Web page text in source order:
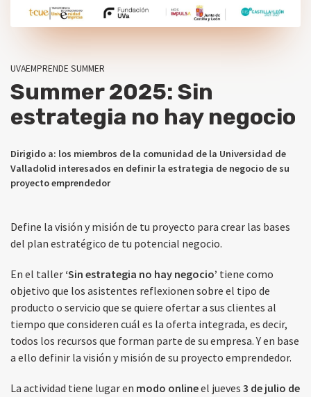
UVAEMPRENDE SUMMER
Summer 2025: Sin
estrategia no hay negocio
Dirigido a: los miembros de la comunidad de la Universidad de
Valladolid interesados en definir la estrategia de negocio de su
proyecto emprendedor
Define la visión y misión de tu proyecto para crear las bases
del plan estratégico de tu potencial negocio.
En el taller ‘Sin estrategia no hay negocio’ tiene como
objetivo que los asistentes reflexionen sobre el tipo de
producto o servicio que se quiere ofertar a sus clientes al
tiempo que consideren cuál es la oferta integrada, es decir,
todos los recursos que forman parte de su empresa. Y en base
a ello definir la visión y misión de su proyecto emprendedor.
La actividad tiene lugar en modo onlineel jueves 3 de julio de